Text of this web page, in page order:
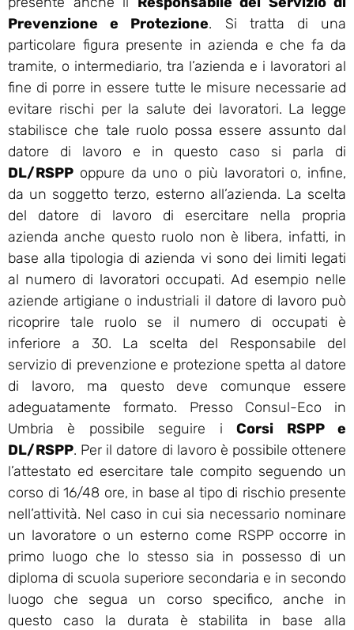
Prevenzione e Protezione. Si tratta di una
particolare figura presente in azienda e che fa da
tramite, o intermediario, tra l’azienda e i lavoratori al
fine di porre in essere tutte le misure necessarie ad
evitare rischi per la salute dei lavoratori. La legge
stabilisce che tale ruolo possa essere assunto dal
datore di lavoro e in questo caso si parla di
DL/RSPP oppure da uno o più lavoratori o, infine,
da un soggetto terzo, esterno all’azienda. La scelta
del datore di lavoro di esercitare nella propria
azienda anche questo ruolo non è libera, infatti, in
base alla tipologia di azienda vi sono dei limiti legati
al numero di lavoratori occupati. Ad esempio nelle
aziende artigiane o industriali il datore di lavoro può
ricoprire tale ruolo se il numero di occupati è
inferiore a 30. La scelta del Responsabile del
servizio di prevenzione e protezione spetta al datore
di lavoro, ma questo deve comunque essere
adeguatamente formato. Presso Consul-Eco in
Umbria è possibile seguire iCorsi RSPP e
DL/RSPP. Per il datore di lavoro è possibile ottenere
l’attestato ed esercitare tale compito seguendo un
corso di 16/48 ore, in base al tipo di rischio presente
nell’attività. Nel caso in cui sia necessario nominare
un lavoratore o un esterno come RSPP occorre in
primo luogo che lo stesso sia in possesso di un
diploma di scuola superiore secondaria e in secondo
luogo che segua un corso specifico, anche in
questo caso la durata è stabilita in base alla